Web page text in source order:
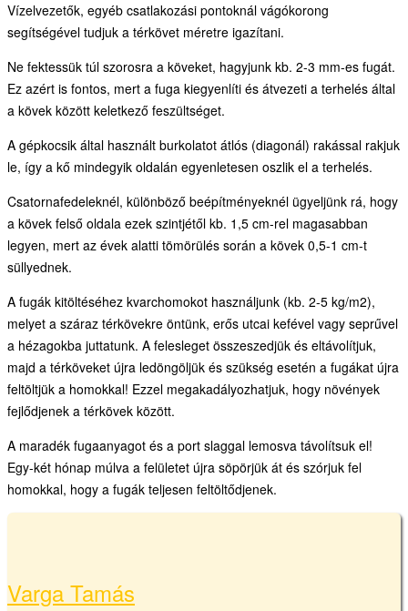
Vízelvezetők, egyéb csatlakozási pontoknál vágókorong
segítségével tudjuk a térkövet méretre igazítani.
Ne fektessük túl szorosra a köveket, hagyjunk kb. 2-3 mm-es fugát.
Ez azért is fontos, mert a fuga kiegyenlíti és átvezeti a terhelés által
a kövek között keletkező feszültséget.
A gépkocsik által használt burkolatot átlós (diagonál) rakással rakjuk
le, így a kő mindegyik oldalán egyenletesen oszlik el a terhelés.
Csatornafedeleknél, különböző beépítményeknél ügyeljünk rá, hogy
a kövek felső oldala ezek szintjétől kb. 1,5 cm-rel magasabban
legyen, mert az évek alatti tömörülés során a kövek 0,5-1 cm-t
süllyednek.
A fugák kitöltéséhez kvarchomokot használjunk (kb. 2-5 kg/m2),
melyet a száraz térkövekre öntünk, erős utcai kefével vagy seprűvel
a hézagokba juttatunk. A felesleget összeszedjük és eltávolítjuk,
majd a térköveket újra ledöngöljük és szükség esetén a fugákat újra
feltöltjük a homokkal! Ezzel megakadályozhatjuk, hogy növények
fejlődjenek a térkövek között.
A maradék fugaanyagot és a port slaggal lemosva távolítsuk el!
Egy-két hónap múlva a felületet újra söpörjük át és szórjuk fel
homokkal, hogy a fugák teljesen feltöltődjenek.
Varga Tamás